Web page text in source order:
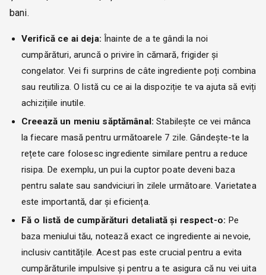
bani.
Verifică ce ai deja: Înainte de a te gândi la noi
cumpărături, aruncă o privire în cămară, frigider și
congelator. Vei fi surprins de câte ingrediente poți combina
sau reutiliza. O listă cu ce ai la dispoziție te va ajuta să eviți
achizițiile inutile.
Creează un meniu săptămânal: Stabilește ce vei mânca
la fiecare masă pentru următoarele 7 zile. Gândește-te la
rețete care folosesc ingrediente similare pentru a reduce
risipa. De exemplu, un pui la cuptor poate deveni baza
pentru salate sau sandviciuri în zilele următoare. Varietatea
este importantă, dar și eficiența.
Fă o listă de cumpărături detaliată și respect-o: Pe
baza meniului tău, notează exact ce ingrediente ai nevoie,
inclusiv cantitățile. Acest pas este crucial pentru a evita
cumpărăturile impulsive și pentru a te asigura că nu vei uita